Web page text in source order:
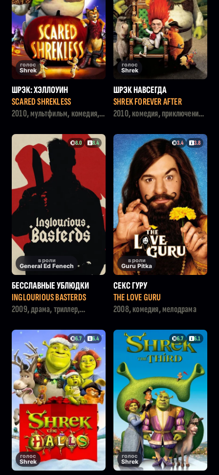
голос
Shrek
ШРЭК: ХЭЛЛОУИН
SCARED SHREKLESS
2010, мультфильм, комедия,
голос
Shrek
ШРЭК НАВСЕГДА
SHREK FOREVER AFTER
2010, комедия, приключения,
семейный
8.0 8.4
в роли
General Ed Fenech
БЕССЛАВНЫЕ УБЛЮДКИ
INGLOURIOUS BASTERDS
2009, драма, триллер,
3.4 3.8
в роли
Guru Pitka
СЕКС ГУРУ
THE LOVE GURU
2008, комедия, мелодрама
6.7 6.4
голос
Shrek
6.7 6.1
голос
Shrek